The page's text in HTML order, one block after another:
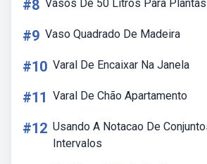
#8 Vasos De 50 Litros Para Plantas
#9 Vaso Quadrado De Madeira
#10 Varal De Encaixar Na Janela
#11 Varal De Chão Apartamento
#12 Usando A Notacao De
Intervalos